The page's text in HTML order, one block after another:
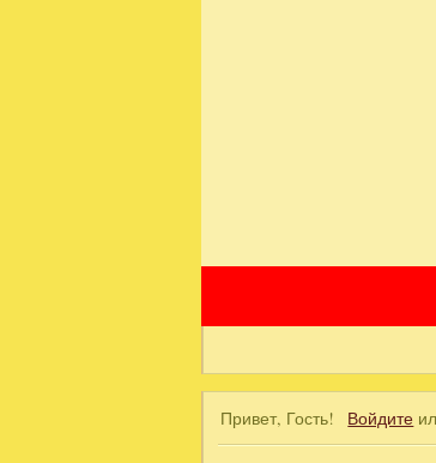
Привет, Гость! Войдите